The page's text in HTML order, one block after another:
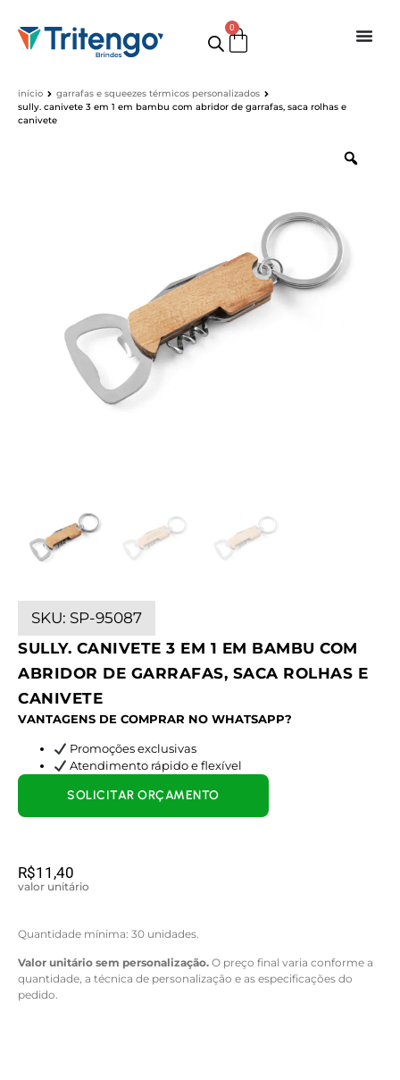
0
início
garrafas e squeezes térmicos personalizados
sully. canivete 3 em 1 em bambu com abridor de garrafas, saca rolhas e
canivete
SKU: SP-95087
SULLY. CANIVETE 3 EM 1 EM BAMBU COM
ABRIDOR DE GARRAFAS, SACA ROLHAS E
CANIVETE
VANTAGENS DE COMPRAR NO WHATSAPP?
Promoções exclusivas
Atendimento rápido e flexível
R$11,40
valor unitário
Quantidade mínima: 30 unidades.
Valor unitário sem personalização. O preço final varia conforme a
quantidade, a técnica de personalização e as especificações do
pedido.
SOLICITAR ORÇAMENTO